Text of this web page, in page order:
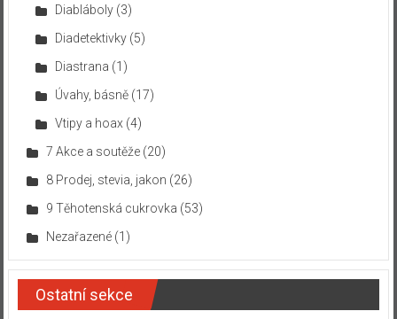
Diabláboly(3)
Diadetektivky(5)
Diastrana (1)
Úvahy, básně(17)
Vtipy a hoax(4)
7 Akce a soutěže(20)
8 Prodej, stevia, jakon (26)
9 Těhotenská cukrovka (53)
Nezařazené(1)
Ostatní sekce